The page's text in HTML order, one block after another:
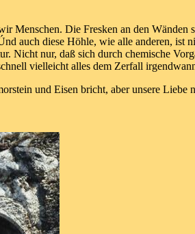
Die Fresken an den Wänden
auch diese Höhle, wie alle anderen,
nur, daß sich durch chemische
vielleicht alles dem Zerfall
und Eisen bricht, aber unsere Liebe